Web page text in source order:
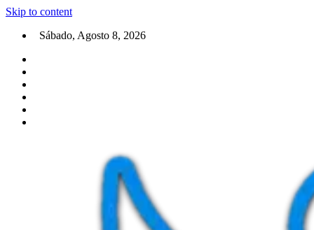
Skip to content
Sábado, Agosto 8, 2026